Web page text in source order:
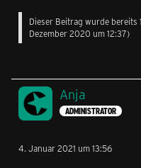
Dieser Beitrag wurde bereits
Dezember 2020 um 12:37)
Anja
ADMINISTRATOR
4. Januar 2021 um 13:56